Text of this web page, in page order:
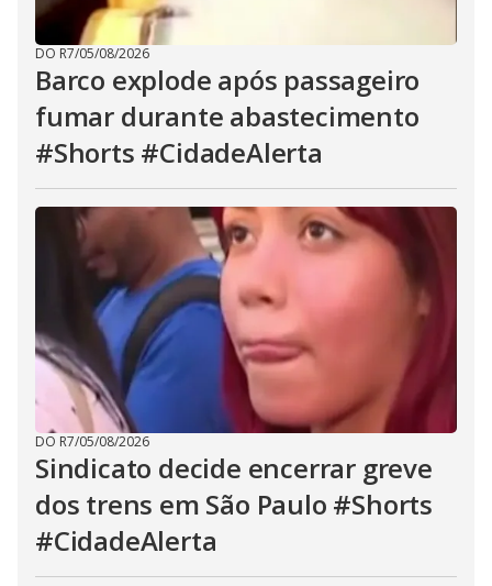
DO R7/05/08/2026
Barco explode após passageiro
fumar durante abastecimento
#Shorts #CidadeAlerta
DO R7/05/08/2026
Sindicato decide encerrar greve
dos trens em São Paulo #Shorts
#CidadeAlerta